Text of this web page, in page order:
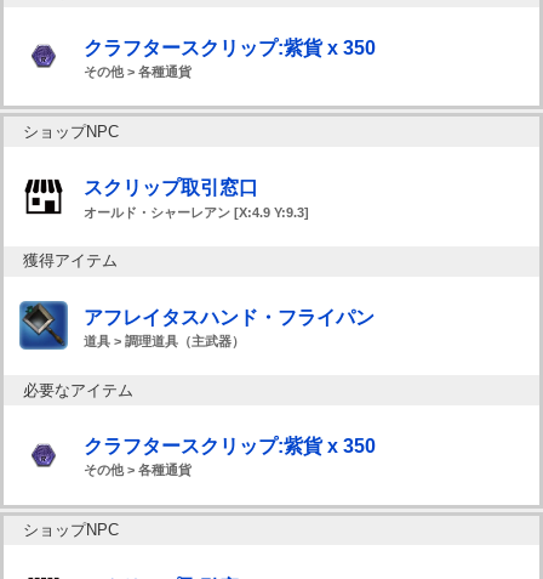
クラフタースクリップ:紫貨 x 350
その他 > 各種通貨
ショップNPC
スクリップ取引窓口
オールド・シャーレアン [X:4.9 Y:9.3]
獲得アイテム
アフレイタスハンド・フライパン
道具 > 調理道具（主武器）
必要なアイテム
クラフタースクリップ:紫貨 x 350
その他 > 各種通貨
ショップNPC